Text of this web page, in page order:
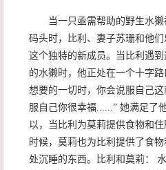
当一只亟需帮助的野生水
码头时，比利、妻子苏珊和他
这个独特的新成员。当比利遇
的水獭时，他正处在一个十字
想要的一切时，你会说服自己
服自己你很幸福......” 她满足了
以，当比利为莫莉提供食物和
时候，莫莉也为比利提供了食
处沉睡的东西。比利和莫莉：